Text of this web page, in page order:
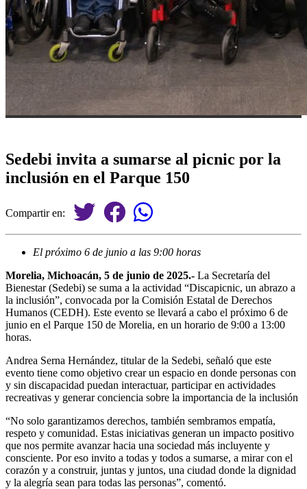
Sedebi invita a sumarse al picnic por la
inclusión en el Parque 150
Compartir en:
El próximo 6 de junio a las 9:00 horas
Morelia, Michoacán, 5 de junio de 2025.- La Secretaría del
Bienestar (Sedebi) se suma a la actividad “Discapicnic, un abrazo a
la inclusión”, convocada por la Comisión Estatal de Derechos
Humanos (CEDH). Este evento se llevará a cabo el próximo 6 de
junio en el Parque 150 de Morelia, en un horario de 9:00 a 13:00
horas.
Andrea Serna Hernández, titular de la Sedebi, señaló que este
evento tiene como objetivo crear un espacio en donde personas con
y sin discapacidad puedan interactuar, participar en actividades
recreativas y generar conciencia sobre la importancia de la inclusión
“No solo garantizamos derechos, también sembramos empatía,
respeto y comunidad. Estas iniciativas generan un impacto positivo
que nos permite avanzar hacia una sociedad más incluyente y
consciente. Por eso invito a todas y todos a sumarse, a mirar con el
corazón y a construir, juntas y juntos, una ciudad donde la dignidad
y la alegría sean para todas las personas”, comentó.